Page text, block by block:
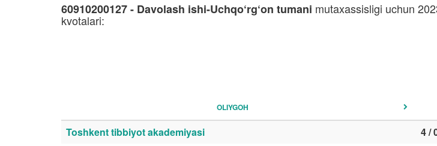
60910200127 - Davolash ishi-Uchqo‘rg‘on tumani mutaxassisligi uchun
kvotalari:
OLIYGOH
Toshkent tibbiyot akademiyasi 4 /